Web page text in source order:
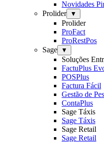
Novidades
Prolider
▼
Prolider
ProFact
ProRestPos
Sage
▼
Soluções
FactuPlus
POSPlus
Factura Fácil
Gestão de
ContaPlus
Sage Táxis
Sage Táxis
Sage Retail
Sage Retail